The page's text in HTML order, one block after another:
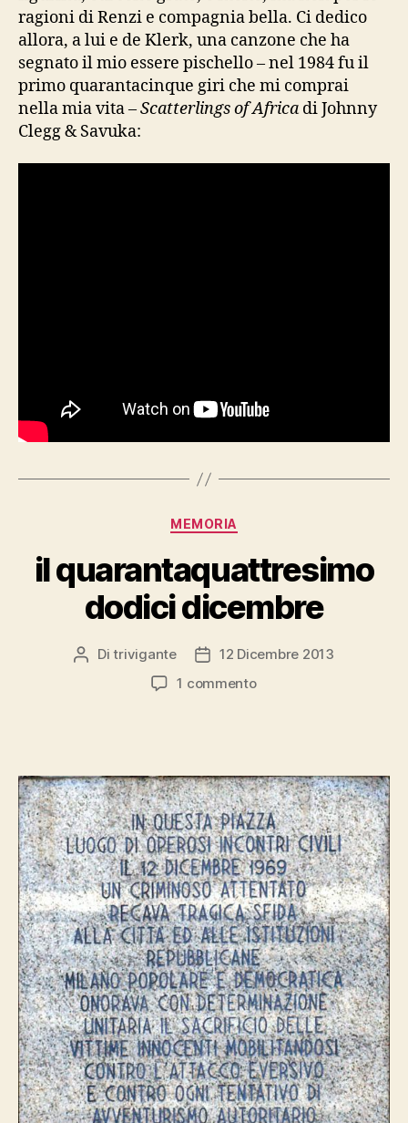
ragioni di Renzi e compagnia bella. Ci dedico
allora, a lui e de Klerk, una canzone che ha
segnato il mio essere pischello – nel 1984 fu il
primo quarantacinque giri che mi comprai
nella mia vita –Scatterlings of Africa di Johnny
Clegg & Savuka:
Categorie
MEMORIA
il quarantaquattresimo
dodici dicembre
Autore
Ditrivigante
Data12 Dicembre 2013
1 commentosu